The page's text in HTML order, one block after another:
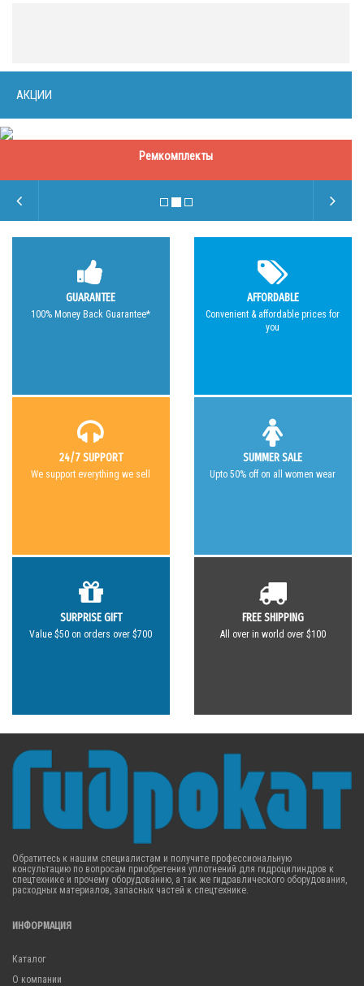
АКЦИИ
Ремкомплекты
GUARANTEE
100% Money Back Guarantee*
AFFORDABLE
Convenient & affordable prices for
you
24/7 SUPPORT
We support everything we sell
SUMMER SALE
Upto 50% off on all women wear
SURPRISE GIFT
Value $50 on orders over $700
FREE SHIPPING
All over in world over $100
Обратитесь к нашим специалистам и получите профессиональную
консультацию по вопросам приобретения уплотнений для гидроцилиндров к
спецтехнике и прочему оборудованию, а так же гидравлического оборудования,
расходных материалов, запасных частей к спецтехнике.
ИНФОРМАЦИЯ
Каталог
О компании